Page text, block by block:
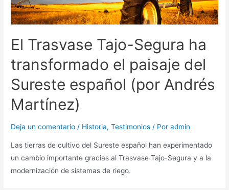
El Trasvase Tajo-Segura ha
transformado el paisaje del
Sureste español (por Andrés
Martínez)
Deja un comentario / Historia,Testimonios / Poradmin
Las tierras de cultivo del Sureste español han experimentado
un cambio importante gracias al Trasvase Tajo-Segura y a la
modernización de sistemas de riego.